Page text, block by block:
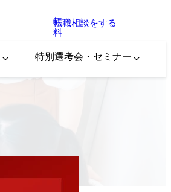
無
料
転職相談をする
特別選考会・セミナー